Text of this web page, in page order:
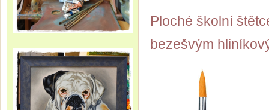
Ploché školní
bezešvým